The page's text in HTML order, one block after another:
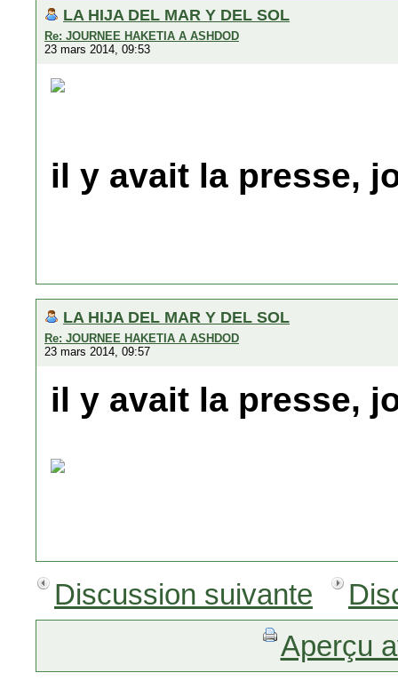
LA HIJA DEL MAR Y DEL SOL
Re: JOURNEE HAKETIA A ASHDOD
23 mars 2014, 09:53
il y avait la presse,
LA HIJA DEL MAR Y DEL SOL
Re: JOURNEE HAKETIA A ASHDOD
23 mars 2014, 09:57
il y avait la presse,
Discussion suivante
Aperçu